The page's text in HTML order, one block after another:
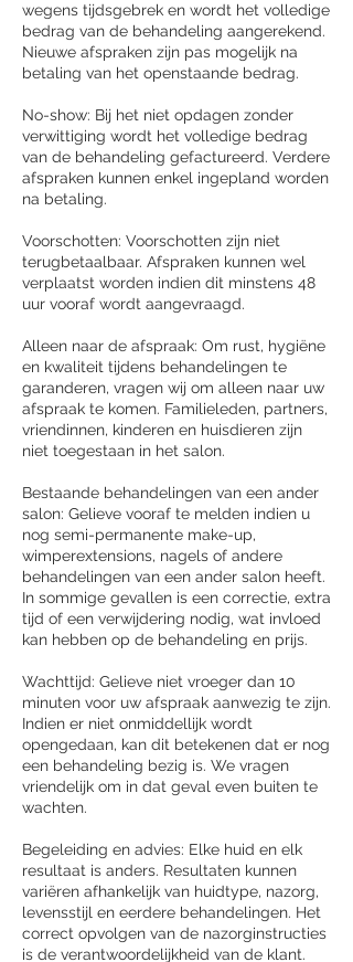
wegens tijdsgebrek en wordt het volledige
bedrag van de behandeling aangerekend.
Nieuwe afspraken zijn pas mogelijk na
betaling van het openstaande bedrag.
No-show: Bij het niet opdagen zonder
verwittiging wordt het volledige bedrag
van de behandeling gefactureerd. Verdere
afspraken kunnen enkel ingepland worden
na betaling.
Voorschotten: Voorschotten zijn niet
terugbetaalbaar. Afspraken kunnen wel
verplaatst worden indien dit minstens 48
uur vooraf wordt aangevraagd.
Alleen naar de afspraak: Om rust, hygiëne
en kwaliteit tijdens behandelingen te
garanderen, vragen wij om alleen naar uw
afspraak te komen. Familieleden, partners,
vriendinnen, kinderen en huisdieren zijn
niet toegestaan in het salon.
Bestaande behandelingen van een ander
salon: Gelieve vooraf te melden indien u
nog semi-permanente make-up,
wimperextensions, nagels of andere
behandelingen van een ander salon heeft.
In sommige gevallen is een correctie, extra
tijd of een verwijdering nodig, wat invloed
kan hebben op de behandeling en prijs.
Wachttijd: Gelieve niet vroeger dan 10
minuten voor uw afspraak aanwezig te zijn.
Indien er niet onmiddellijk wordt
opengedaan, kan dit betekenen dat er nog
een behandeling bezig is. We vragen
vriendelijk om in dat geval even buiten te
wachten.
Begeleiding en advies: Elke huid en elk
resultaat is anders. Resultaten kunnen
variëren afhankelijk van huidtype, nazorg,
levensstijl en eerdere behandelingen. Het
correct opvolgen van de nazorginstructies
is de verantwoordelijkheid van de klant.